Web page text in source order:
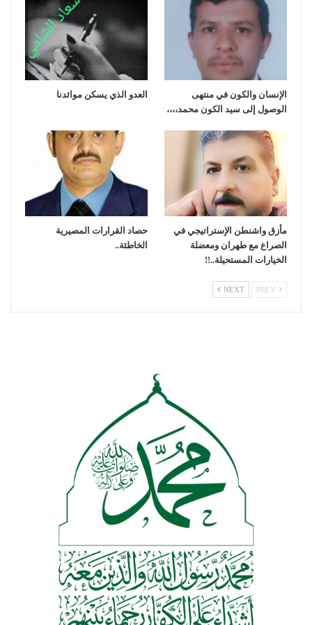
الإنسان والكون في منتهى
الوصول إلى سيد الكون محمد،،،،
العدو الذي يسكن موائدنا
مأزق واشنطن الإستراتيجي في
الصراع مع طهران ومعضلة
الخيارات المستحيلة..!!
حصاد القرارات المصيرية
الخاطئة..
NEXT